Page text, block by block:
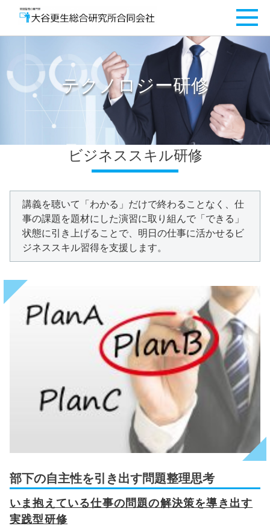
テクノロジー研修
ビジネススキル研修
講義を聴いて「わかる」だけで終わることなく、仕
事の課題を題材にした演習に取り組んで「できる」
状態に引き上げることで、明日の仕事に活かせるビ
ジネススキル習得を支援します。
部下の自主性を引き出す問題整理思考
いま抱えている仕事の問題の解決策を導き出す
実践型研修